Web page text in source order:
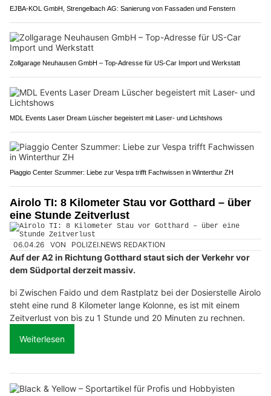
EJBA-KOL GmbH, Strengelbach AG: Sanierung von Fassaden und Fenstern
Zollgarage Neuhausen GmbH – Top-Adresse für US-Car Import und Werkstatt
MDL Events Laser Dream Lüscher begeistert mit Laser- und Lichtshows
Piaggio Center Szummer: Liebe zur Vespa trifft Fachwissen in Winterthur ZH
Airolo TI: 8 Kilometer Stau vor Gotthard – über
eine Stunde Zeitverlust
06.04.26 VON POLIZEI.NEWS REDAKTION
Auf der A2 in Richtung Gotthard staut sich der Verkehr vor
dem Südportal derzeit massiv.
bi Zwischen Faido und dem Rastplatz bei der Dosierstelle Airolo
steht eine rund 8 Kilometer lange Kolonne, es ist mit einem
Zeitverlust von bis zu 1 Stunde und 20 Minuten zu rechnen.
Weiterlesen